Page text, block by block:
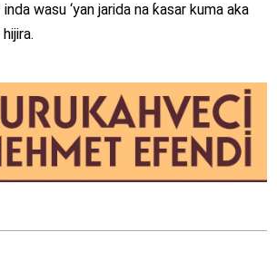
wasu ‘yan jarida na ƙasar kuma aka